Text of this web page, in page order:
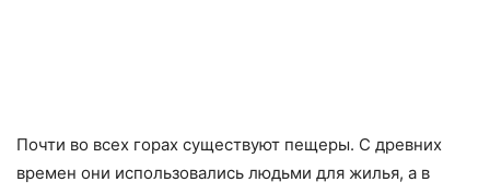
Почти во всех горах существуют пещеры. С древних
времен они использовались людьми для жилья, а в